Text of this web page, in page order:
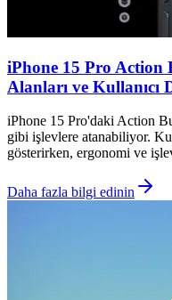
iPhone 15 Pro Action
Alanları ve Kullanıcı
iPhone 15 Pro'daki Action
gibi işlevlere atanabiliyor.
gösterirken, ergonomi ve
Daha fazla bilgi edinin